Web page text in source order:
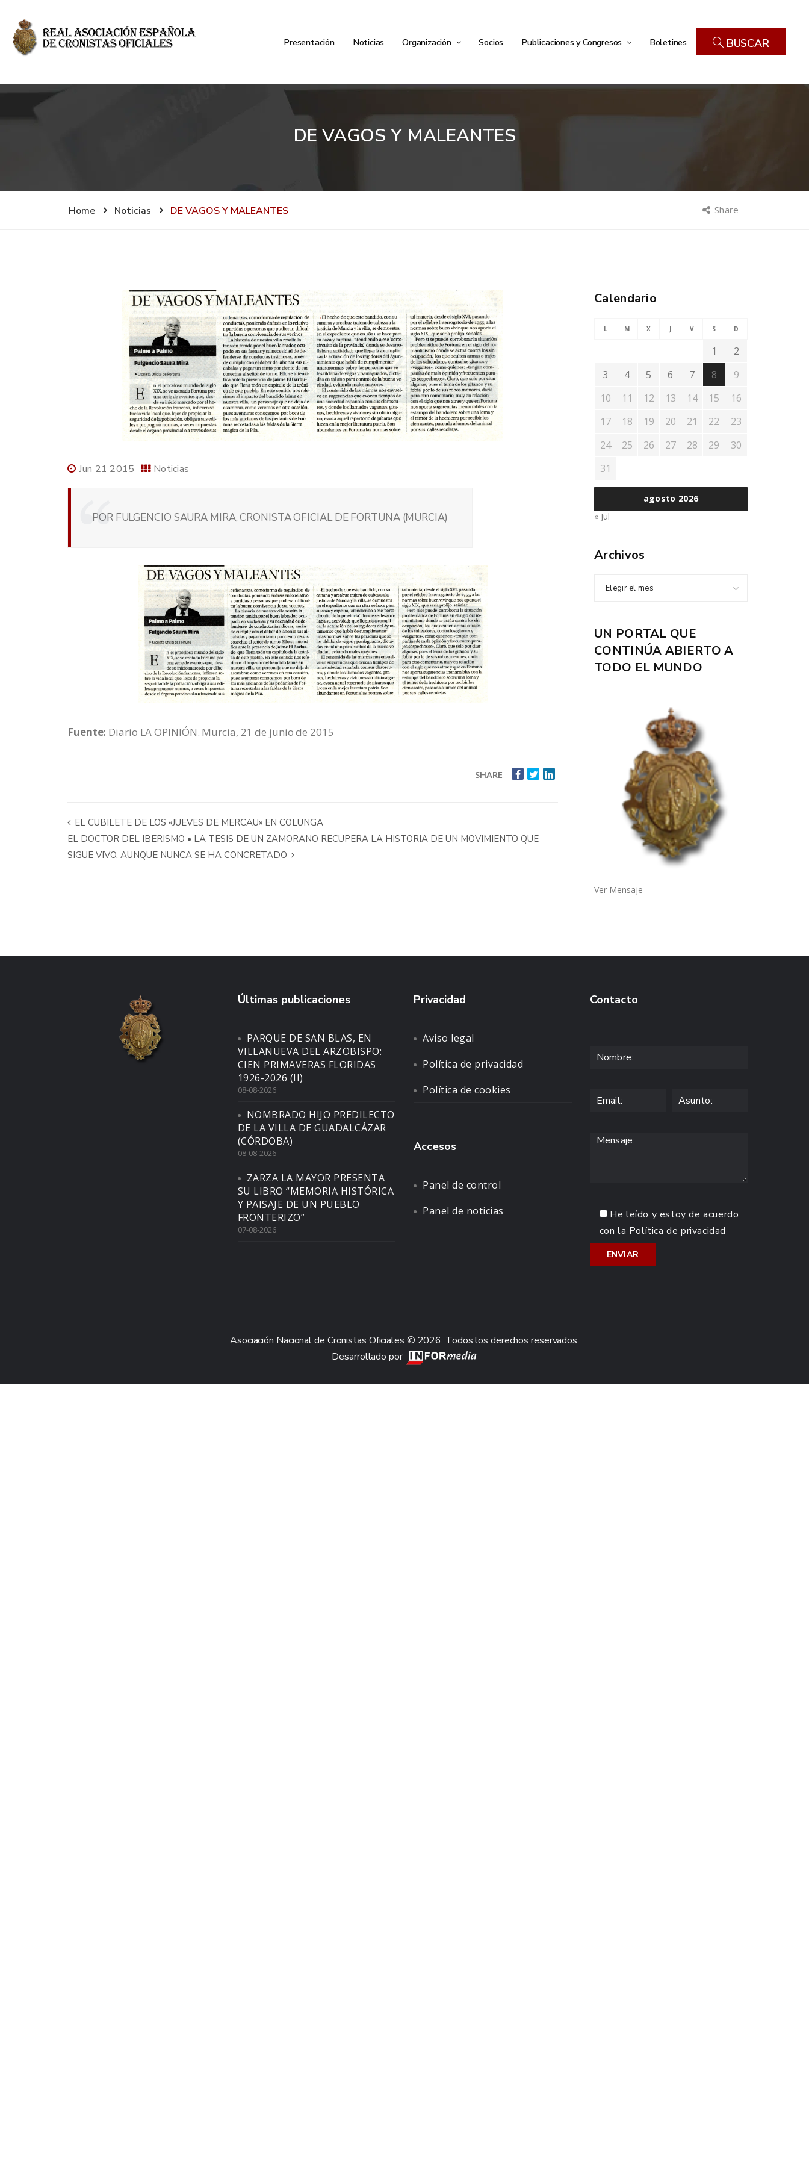
Presentación Noticias Organización Socios Publicaciones y Congresos Boletines BUSCAR
DE VAGOS Y MALEANTES
Home Noticias DE VAGOS Y MALEANTES Share
Jun 21 2015 Noticias
POR FULGENCIO SAURA MIRA, CRONISTA OFICIAL DE FORTUNA (MURCIA)
Fuente: Diario LA OPINIÓN. Murcia, 21 de junio de 2015
SHARE
EL CUBILETE DE LOS «JUEVES DE MERCAU» EN COLUNGA
EL DOCTOR DEL IBERISMO • LA TESIS DE UN ZAMORANO RECUPERA LA HISTORIA DE UN MOVIMIENTO QUE
SIGUE VIVO, AUNQUE NUNCA SE HA CONCRETADO
Calendario
agosto 2026
L M X J V S D
1
2
3
4 5 6 7 8
9
10
11 12 13 14 15
16
17
18 19 20 21 22
23
24
25 26 27 28 29
30
31
« Jul
Archivos
Elegir el mes
UN PORTAL QUE
CONTINÚA ABIERTO A
TODO EL MUNDO
Ver Mensaje
Últimas publicaciones
PARQUE DE SAN BLAS, EN
VILLANUEVA DEL ARZOBISPO:
CIEN PRIMAVERAS FLORIDAS
1926-2026 (II)
08-08-2026
NOMBRADO HIJO PREDILECTO
DE LA VILLA DE GUADALCÁZAR
(CÓRDOBA)
08-08-2026
ZARZA LA MAYOR PRESENTA
SU LIBRO “MEMORIA HISTÓRICA
Y PAISAJE DE UN PUEBLO
FRONTERIZO”
07-08-2026
Privacidad
Aviso legal
Política de privacidad
Política de cookies
Accesos
Panel de control
Panel de noticias
Contacto
He leído y estoy de acuerdo
con la Política de privacidad
Asociación Nacional de Cronistas Oficiales © 2026. Todos los derechos reservados.
Desarrollado por